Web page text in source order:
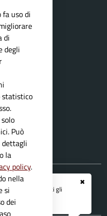
✖
APP IO
e ricevi tutti gli
uso di
di
degli
statistico
Può
dettagli
la
policy.
nella
si
dei